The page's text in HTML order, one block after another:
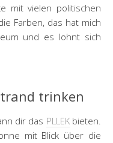
mit vielen politischen
Farben, das hat mich
und es lohnt sich
trinken
dir das PLLEKbieten.
mit Blick über die